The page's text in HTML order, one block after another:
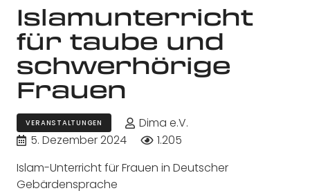
Islamunterricht
für taube und
schwerhörige
Frauen
VERANSTALTUNGEN
Dima e.V.
5. Dezember 2024
1.205
Islam-Unterricht für Frauen in Deutscher
Gebärdensprache